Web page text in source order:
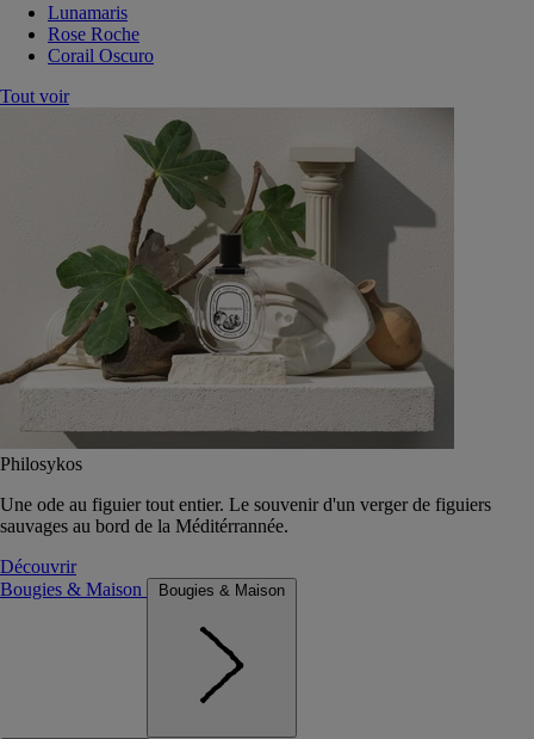
Lunamaris
Rose Roche
Corail Oscuro
Tout voir
Philosykos
Une ode au figuier tout entier. Le souvenir d'un verger de figuiers
sauvages au bord de la Méditérrannée.
Découvrir
Bougies & Maison
Bougies & Maison